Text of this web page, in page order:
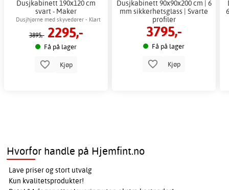
Dusjkabinett 190x120 cm
svart - Maker
Dusjhjørne med skyvedører - Klart
glass
3895,- 2295,-
Få på lager
Kjøp
Dusjkabinett 90x90x200 cm | 6
mm sikkerhetsglass | Svarte
profiler
3795,-
Få på lager
Kjøp
Hvorfor handle på Hjemfint.no
Lave priser og stort utvalg
Kun kvalitetsprodukter!